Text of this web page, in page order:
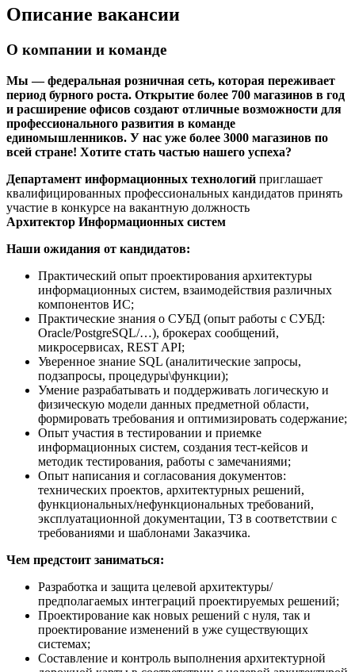
Описание вакансии
О компании и команде
Мы — федеральная розничная сеть, которая переживает
период бурного роста. Открытие более 700 магазинов в год
и расширение офисов создают отличные возможности для
профессионального развития в команде
единомышленников. У нас уже более 3000 магазинов по
всей стране! Хотите стать частью нашего успеха?
Департамент информационных технологий приглашает
квалифицированных профессиональных кандидатов принять
участие в конкурсе на вакантную должность
Архитектор Информационных систем
Наши ожидания от кандидатов:
Практический опыт проектирования архитектуры
информационных систем, взаимодействия различных
компонентов ИС;
Практические знания о СУБД (опыт работы с СУБД:
Oracle/PostgreSQL/…), брокерах сообщений,
микросервисах, REST API;
Уверенное знание SQL (аналитические запросы,
подзапросы, процедуры\функции);
Умение разрабатывать и поддерживать логическую и
физическую модели данных предметной области,
формировать требования и оптимизировать содержание;
Опыт участия в тестировании и приемке
информационных систем, создания тест-кейсов и
методик тестирования, работы с замечаниями;
Опыт написания и согласования документов:
технических проектов, архитектурных решений,
функциональных/нефункциональных требований,
эксплуатационной документации, ТЗ в соответствии с
требованиями и шаблонами Заказчика.
Чем предстоит заниматься:
Разработка и защита целевой архитектуры/
предполагаемых интеграций проектируемых решений;
Проектирование как новых решений с нуля, так и
проектирование изменений в уже существующих
системах;
Составление и контроль выполнения архитектурной